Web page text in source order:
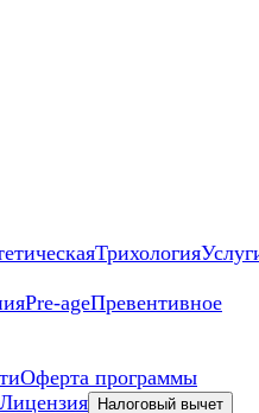
Трихология
Pre-ageПревентивное
Оферта программы
Лицензия Налоговый вычет